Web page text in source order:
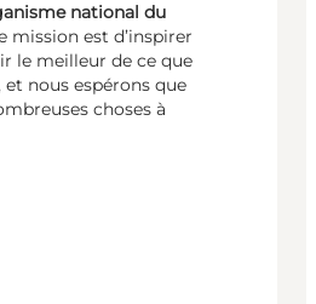
national du
mission est d’inspirer
le meilleur de ce que
nous espérons que
choses à